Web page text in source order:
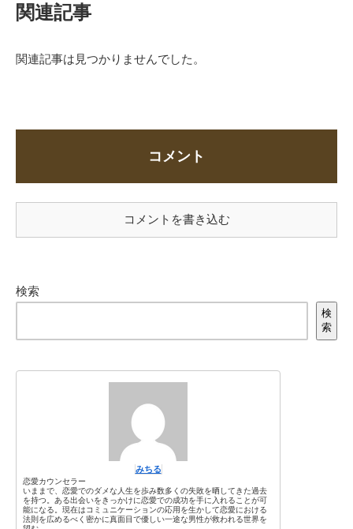
関連記事
関連記事は見つかりませんでした。
コメント
コメントを書き込む
検索
検
索
みちる
恋愛カウンセラー
いままで、恋愛でのダメな人生を歩み数多くの失敗を晒してきた過去
を持つ。ある出会いをきっかけに恋愛での成功を手に入れることが可
能になる。現在はコミュニケーションの応用を生かして恋愛における
法則を広めるべく密かに真面目で優しい一途な男性が救われる世界を